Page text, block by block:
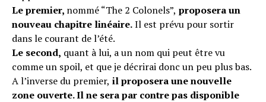
Le premier, nommé “The 2 Colonels”, proposera un
nouveau chapitre linéaire.Il est prévu pour sortir
dans le courant de l’été.
Le second, quant à lui, a un nom qui peut être vu
comme un spoil, et que je décrirai donc un peu plus bas.
A l’inverse du premier, il proposera une nouvelle
zone ouverte. Il ne sera par contre pas disponible